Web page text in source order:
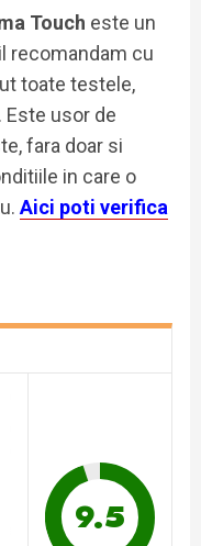
Touch este un
recomandam cu
toate testele,
Este usor de
fara doar si
in care o
Aici poti verifica
9.5